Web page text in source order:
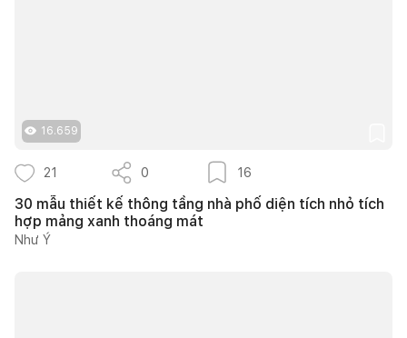
16.659
21 0 16
30 mẫu thiết kế thông tầng nhà phố diện tích nhỏ tích
hợp mảng xanh thoáng mát
Như Ý